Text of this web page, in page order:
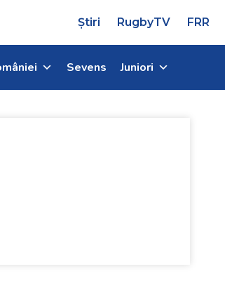
Știri RugbyTV FRR
Sevens Juniori